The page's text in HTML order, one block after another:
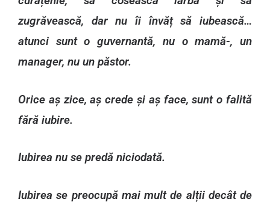
zugrăvească, dar nu îi învăț să iubească…
atunci sunt o guvernantă, nu o mamă-, un
manager, nu un păstor.
Orice aș zice, aș crede și aș face, sunt o falită
fără iubire.
Iubirea nu se predă niciodată.
Iubirea se preocupă mai mult de alții decât de